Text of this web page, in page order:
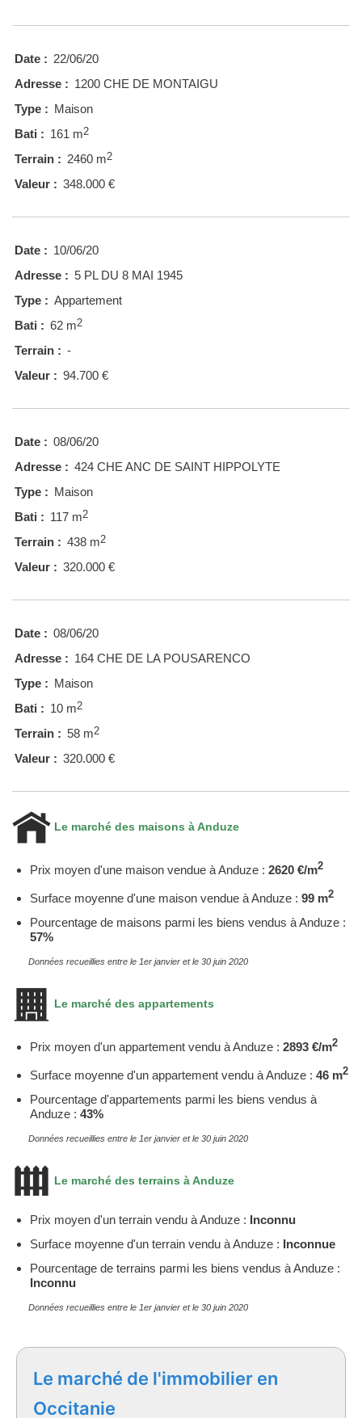
Date : 22/06/20
Adresse : 1200 CHE DE MONTAIGU
Type : Maison
Bati : 161 m2
Terrain : 2460 m2
Valeur : 348.000 €
Date : 10/06/20
Adresse : 5 PL DU 8 MAI 1945
Type : Appartement
Bati : 62 m2
Terrain : -
Valeur : 94.700 €
Date : 08/06/20
Adresse : 424 CHE ANC DE SAINT HIPPOLYTE
Type : Maison
Bati : 117 m2
Terrain : 438 m2
Valeur : 320.000 €
Date : 08/06/20
Adresse : 164 CHE DE LA POUSARENCO
Type : Maison
Bati : 10 m2
Terrain : 58 m2
Valeur : 320.000 €
Le marché des maisons à Anduze
Prix moyen d'une maison vendue à Anduze : 2620 €/m2
Surface moyenne d'une maison vendue à Anduze : 99 m2
Pourcentage de maisons parmi les biens vendus à Anduze :
57%
Données recueillies entre le 1er janvier et le 30 juin 2020
Le marché des appartements
Prix moyen d'un appartement vendu à Anduze : 2893 €/m2
Surface moyenne d'un appartement vendu à Anduze : 46 m2
Pourcentage d'appartements parmi les biens vendus à
Anduze : 43%
Données recueillies entre le 1er janvier et le 30 juin 2020
Le marché des terrains à Anduze
Prix moyen d'un terrain vendu à Anduze : Inconnu
Surface moyenne d'un terrain vendu à Anduze : Inconnue
Pourcentage de terrains parmi les biens vendus à Anduze :
Inconnu
Données recueillies entre le 1er janvier et le 30 juin 2020
Le marché de l'immobilier en
Occitanie